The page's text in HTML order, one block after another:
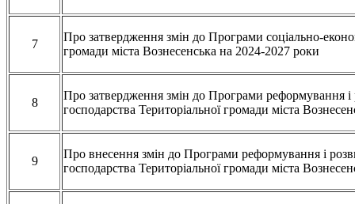
7
Про затвердження змін до Програми соціально-
громади міста Вознесенська на 2024-2027 роки
8
Про затвердження змін до Програми реформування
господарства Територіальної громади міста
9
Про внесення змін до Програми реформування і
господарства Територіальної громади міста